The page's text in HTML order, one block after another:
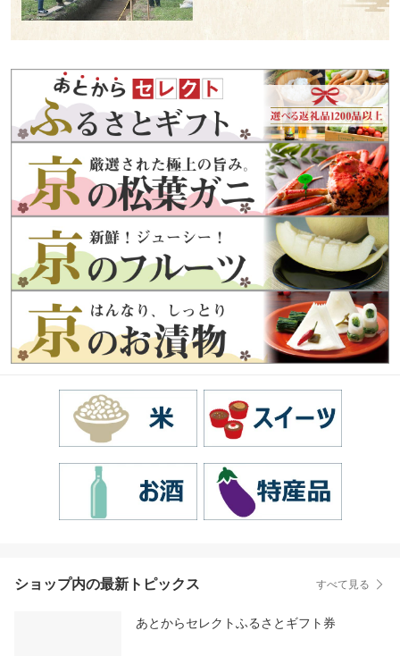
ショップ内の最新トピックス すべて見る
あとからセレクトふるさとギフト券